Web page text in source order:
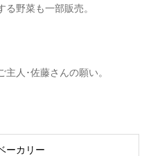
野菜も一部販売。
人･佐藤さんの願い。
ーカリー